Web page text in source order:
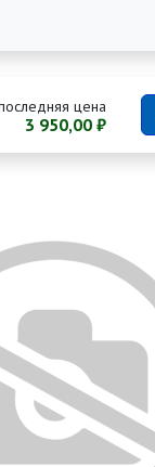
цена
3 950,00 ₽